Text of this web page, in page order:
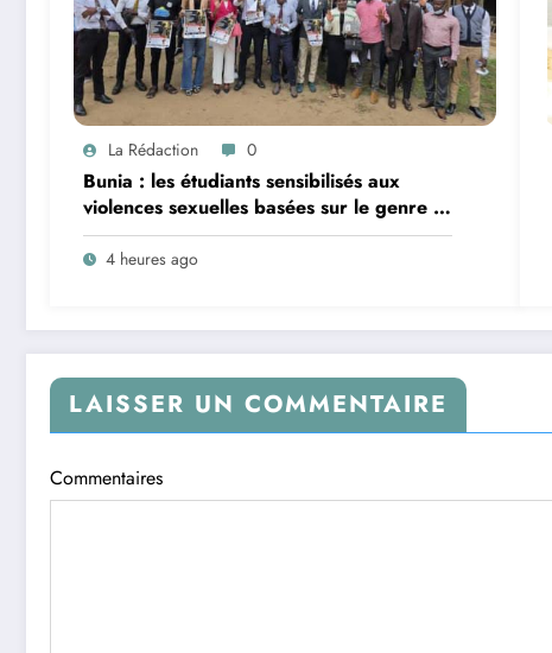
La Rédaction 0
Bunia : les étudiants sensibilisés aux
violences sexuelles basées sur le genre et
au harcèlement sexuel en milieu
universitaire
4 heures ago
LAISSER UN COMMENTAIRE
Commentaires